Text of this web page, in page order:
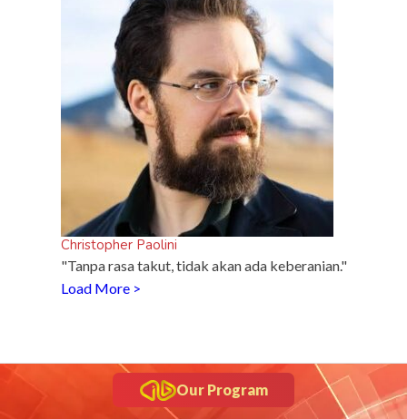
Christopher Paolini
"Tanpa rasa takut, tidak akan ada keberanian."
Load More >
Our Program